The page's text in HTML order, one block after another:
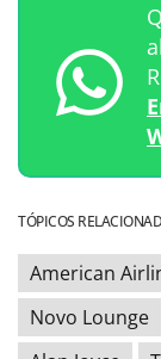
TÓPICOS
American
Novo Lounge